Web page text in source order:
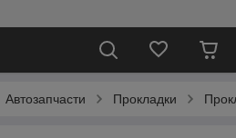
Автозапчасти Прокладки